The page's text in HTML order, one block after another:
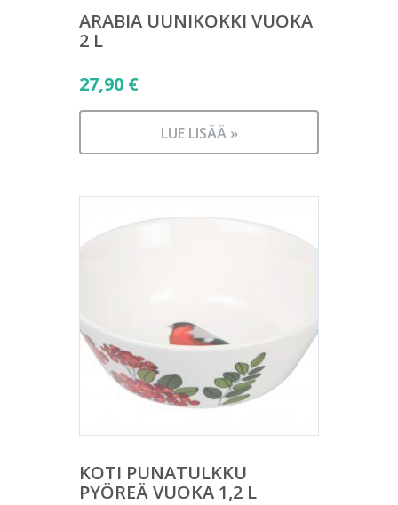
ARABIA UUNIKOKKI VUOKA
2 L
27,90 €
LUE LISÄÄ »
KOTI PUNATULKKU
PYÖREÄ VUOKA 1,2 L